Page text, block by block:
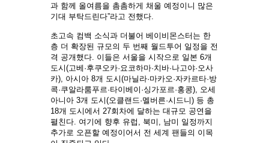
과 함께 올여름을 촘촘하게 채울 예정이니 많은
기대 부탁드린다”라고 전했다.
초고속 컴백 소식과 더불어 베이비몬스터는 한
층 더 확장된 규모의 두 번째 월드투어 일정을 전
격 공개했다. 이들은 서울을 시작으로 일본 6개
도시(고베·후쿠오카·요코하마·치바·나고야·오사
카), 아시아 8개 도시(마닐라·마카오·자카르타·방
콕·쿠알라룸푸르·타이베이·싱가포르·홍콩), 오세
아니아 3개 도시(오클랜드·멜버른·시드니) 등 총
18개 도시에서 27회차에 달하는 대규모 공연을
펼친다. 여기에 향후 유럽, 북미, 남미 일정까지
추가로 오픈할 예정이어서 전 세계 팬들의 이목